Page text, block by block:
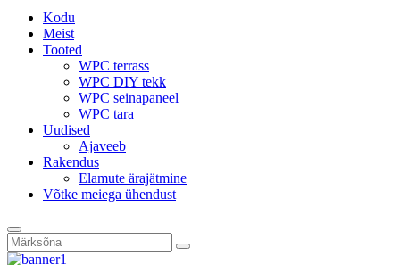
Kodu
Meist
Tooted
WPC terrass
WPC DIY tekk
WPC seinapaneel
WPC tara
Uudised
Ajaveeb
Rakendus
Elamute ärajätmine
Võtke meiega ühendust